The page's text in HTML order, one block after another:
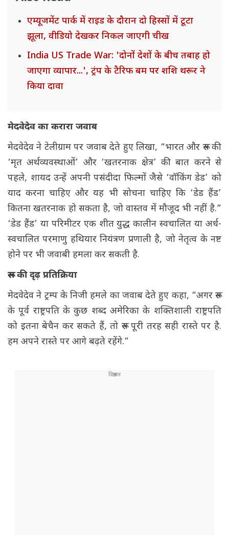
एम्यूजमेंट पार्क में राइड के दौरान दो हिस्सों में टूटा
झूला, वीडियो देखकर निकल जाएगी चीख
India US Trade War: 'दोनों देशों के बीच तबाह हो
जाएगा व्यापार...', ट्रंप के टैरिफ बम पर शशि थरूर ने
किया दावा
मेदवेदेव का करारा जवाब
मेदवेदेव ने टेलीग्राम पर जवाब देते हुए लिखा, “भारत और रूस की
‘मृत अर्थव्यवस्थाओं’ और ‘खतरनाक क्षेत्र’ की बात करने से
पहले, शायद उन्हें अपनी पसंदीदा फिल्मों जैसे ‘वॉकिंग डेड’ को
याद करना चाहिए और यह भी सोचना चाहिए कि ‘डेड हैंड’
कितना खतरनाक हो सकता है, जो वास्तव में मौजूद भी नहीं है.”
‘डेड हैंड’ या परिमीटर एक शीत युद्ध कालीन स्वचालित या अर्ध-
स्वचालित परमाणु हथियार नियंत्रण प्रणाली है, जो नेतृत्व के नष्ट
होने पर भी जवाबी हमला कर सकती है.
रूस की दृढ़ प्रतिक्रिया
मेदवेदेव ने ट्रम्प के निजी हमले का जवाब देते हुए कहा, “अगर रूस
के पूर्व राष्ट्रपति के कुछ शब्द अमेरिका के शक्तिशाली राष्ट्रपति
को इतना बेचैन कर सकते हैं, तो रूस पूरी तरह सही रास्ते पर है.
हम अपने रास्ते पर आगे बढ़ते रहेंगे.”